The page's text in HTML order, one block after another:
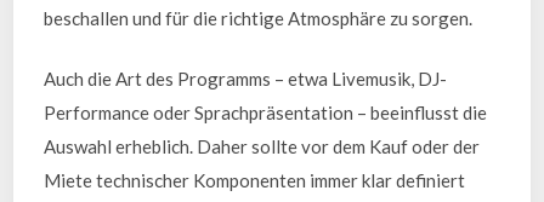
beschallen und für die richtige Atmosphäre zu sorgen.
Auch die Art des Programms – etwa Livemusik, DJ-
Performance oder Sprachpräsentation – beeinflusst die
Auswahl erheblich. Daher sollte vor dem Kauf oder der
Miete technischer Komponenten immer klar definiert